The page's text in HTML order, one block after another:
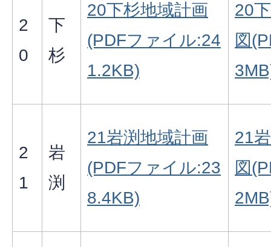
2
0
下
杉
20下杉地域計画
(PDFファイル:24
1.2KB)
20
図
2
1
岩
渕
21岩渕地域計画
(PDFファイル:23
8.4KB)
21
図